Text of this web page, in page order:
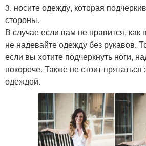
3. носите одежду, которая
стороны.
В случае если вам не нравится, как
не надевайте одежду без рукавов.
если вы хотите подчеркнуть ноги,
покороче. Также не стоит
одеждой.